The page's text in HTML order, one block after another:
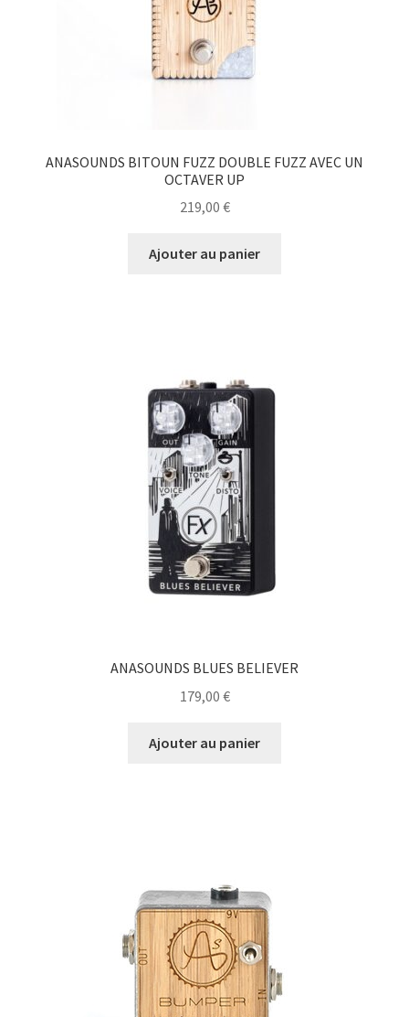
ANASOUNDS BITOUN FUZZ DOUBLE FUZZ AVEC UN
OCTAVER UP
219,00 €
Ajouter au panier
ANASOUNDS BLUES BELIEVER
179,00 €
Ajouter au panier